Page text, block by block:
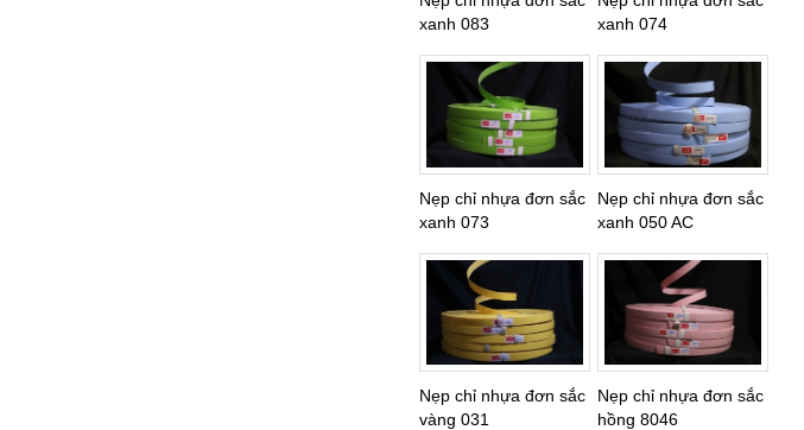
xanh 083
xanh 074
Nẹp chỉ nhựa đơn sắc
xanh 073
Nẹp chỉ nhựa đơn sắc
xanh 050 AC
Nẹp chỉ nhựa đơn sắc
vàng 031
Nẹp chỉ nhựa đơn sắc
hồng 8046